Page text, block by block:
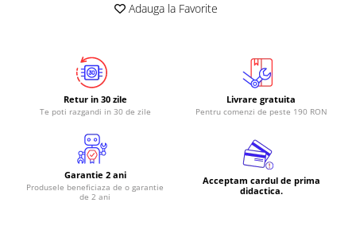
Componente
Adauga la Favorite
Retur in 30 zile
Te poti razgandi in 30 de zile
Livrare gratuita
Pentru comenzi de peste 190 RON
Garantie 2 ani
Produsele beneficiaza de o garantie
de 2 ani
Acceptam cardul de prima
didactica.